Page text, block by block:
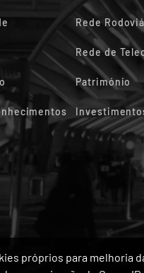
próprios para melhoria
Rede
Rede de
Património